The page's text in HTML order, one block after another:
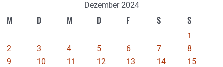
Dezember 2024
M D M D F S S
1
2
3 4 5 6 7
8
9
10 11 12 13 14
15